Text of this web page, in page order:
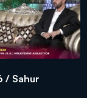
/ Sahur